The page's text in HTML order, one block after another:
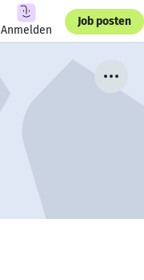
Anmelden
Job posten